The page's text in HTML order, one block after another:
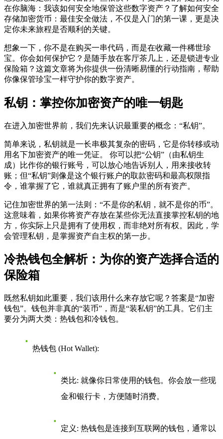
在你脑海：我该如何安全地保管这些数字资产？了解如何安全
存储加密货币：最佳安全做法 ，不仅是入门的第一课，更是决
定你未来旅程是否顺利的关键。
想象一下，你不是在购买一串代码，而是在收藏一件稀世珍
宝。你会如何保护它？是随手放在客厅茶几上，还是锁进专业
保险箱？这篇文章将为你提供一份清晰易懂的行动指南，帮助
你像保管珍宝一样守护你的数字资产。
私钥：掌控你加密资产的唯一钥匙
在进入加密世界前，我们先来认识最重要的概念：“私钥”。
简单来说，私钥就是一长串极其复杂的密码，它是你转移或动
用名下加密资产的唯一凭证。 你可以把“公钥”（由私钥生
成）比作你的银行账号，可以放心地告诉别人，用来接收转
账；但“私钥”则像是这个银行账户的取款密码和最高权限指
令，谁掌握了它，谁就真正拥有了账户里的所有资产。
记住加密世界的第一法则：“不是你的私钥，就不是你的币”。
这意味着，如果你将资产存放在某些你无法直接掌控私钥的地
方，你实际上只是拥有了使用权，而非绝对所有权。因此，学
会管理私钥，是掌握资产自主权的第一步。
冷热钱包全解析：为你的资产选择合适的
保险箱
既然私钥如此重要，我们该用什么来存放它呢？答案是“加密
钱包”。钱包并非真的“装币”，而是“装私钥”的工具。它们主
要分为两大类：热钱包和冷钱包。
热钱包 (Hot Wallet):
类比: 就像你日常使用的钱包。你会放一些现
金和银行卡，方便随时消费。
定义 : 热钱包是连接到互联网的钱包，通常以